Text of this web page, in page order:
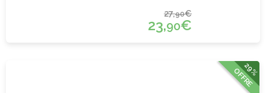
27,90€
23,90€
29%
OFFRE